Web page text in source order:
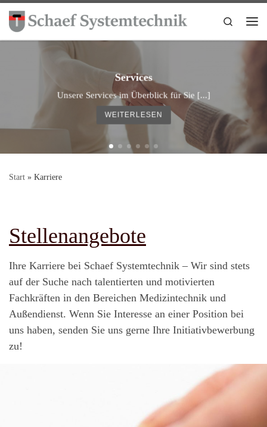
Zum Inhalt springen
Search
Services
Unsere Services im Überblick für Sie [...]
WEITERLESEN
Start » Karriere
Stellenangebote
Ihre Karriere bei Schaef Systemtechnik – Wir sind stets
auf der Suche nach talentierten und motivierten
Fachkräften in den Bereichen Medizintechnik und
Außendienst. Wenn Sie Interesse an einer Position bei
uns haben, senden Sie uns gerne Ihre Initiativbewerbung
zu!